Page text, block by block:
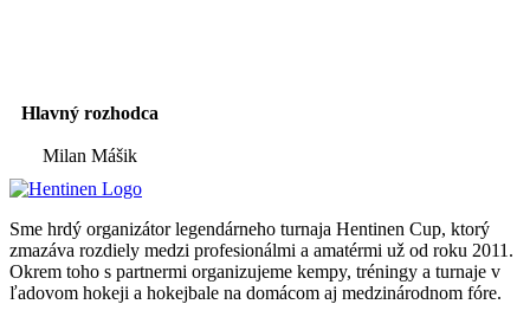
Hlavný rozhodca
Milan Mášik
Sme hrdý organizátor legendárneho turnaja Hentinen Cup, ktorý
zmazáva rozdiely medzi profesionálmi a amatérmi už od roku 2011.
Okrem toho s partnermi organizujeme kempy, tréningy a turnaje v
ľadovom hokeji a hokejbale na domácom aj medzinárodnom fóre.